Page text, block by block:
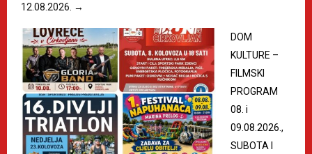
12.08.2026. →
DOM
KULTURE –
FILMSKI
PROGRAM
08. i
09.08.2026.,
SUBOTA I